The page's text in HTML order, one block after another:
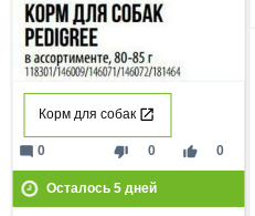
Корм для собак
thumb_down 0 thumb_up 0
mode_comment 0
Осталось 5дней